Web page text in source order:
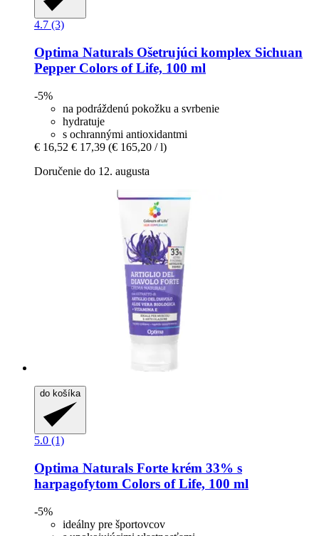
4.7 (3)
Optima Naturals Ošetrujúci komplex Sichuan
Pepper Colors of Life, 100 ml
-5%
na podráždenú pokožku a svrbenie
hydratuje
s ochrannými antioxidantmi
€ 16,52 € 17,39 (€ 165,20 / l)
Doručenie do 12. augusta
do košíka
5.0 (1)
Optima Naturals Forte krém 33% s
harpagofytom Colors of Life, 100 ml
-5%
ideálny pre športovcov